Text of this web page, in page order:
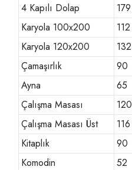
4 Kapılı Dolap
179
Karyola 100x200
112
Karyola 120x200
132
Çamaşırlık
90
Ayna
65
Çalışma Masası
120
Çalışma Masası Üst
116
Kitaplık
90
Komodin
52